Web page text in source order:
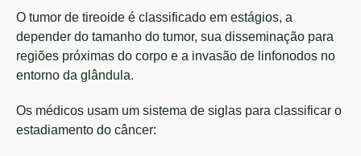
O tumor de tireoide é classificado em estágios, a
depender do tamanho do tumor, sua disseminação para
regiões próximas do corpo e a invasão de linfonodos no
entorno da glândula.
Os médicos usam um sistema de siglas para classificar o
estadiamento do câncer: